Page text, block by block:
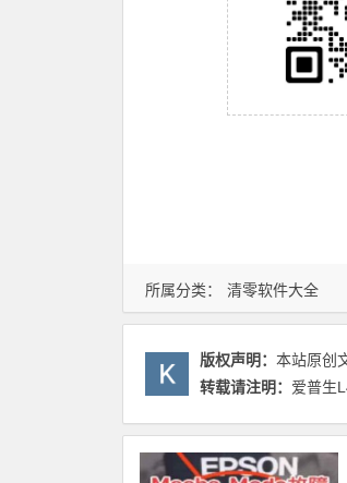
所属分类： 清零软件大全
版权声明： 本站原创
转载请注明： 爱普生